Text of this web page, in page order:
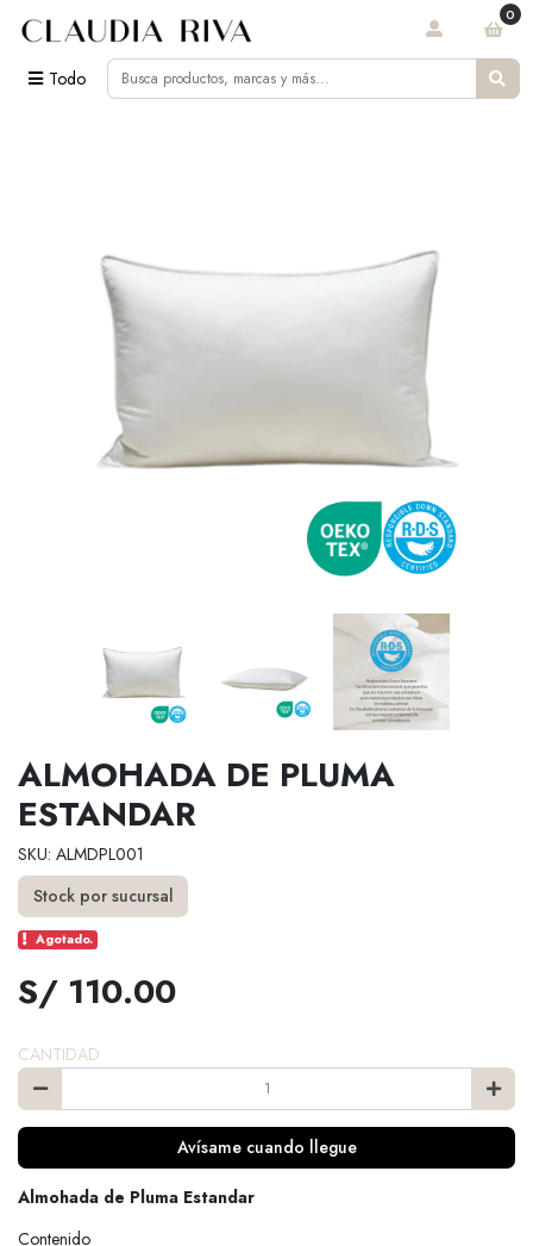
Todo
0
ALMOHADA DE PLUMA
ESTANDAR
SKU: ALMDPL001
Stock por sucursal
Agotado.
S/ 110.00
CANTIDAD
Avísame cuando llegue
Almohada de Pluma Estandar
Contenido